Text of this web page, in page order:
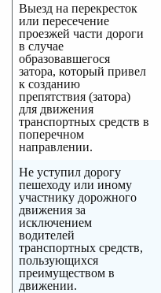
Выезд на перекресток
или пересечение
проезжей части дороги
в случае
образовавшегося
затора, который привел
к созданию
препятствия (затора)
для движения
транспортных средств в
поперечном
направлении.
Не уступил дорогу
пешеходу или иному
участнику дорожного
движения за
исключением
водителей
транспортных средств,
пользующихся
преимуществом в
движении.